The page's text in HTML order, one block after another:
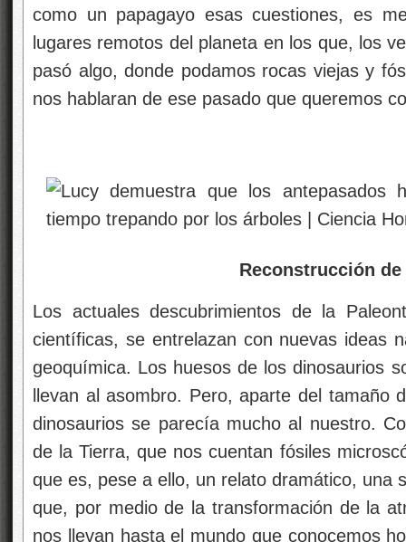
como un papagayo esas cuestiones, es
lugares remotos del planeta en los que, los
pasó algo, donde podamos rocas viejas y
nos hablaran de ese pasado que queremos
Reconstrucción de
Los actuales descubrimientos de la
científicas, se entrelazan con nuevas ideas
geoquímica. Los huesos de los dinosaurios
llevan al asombro. Pero, aparte del tamaño
dinosaurios se parecía mucho al nuestro.
de la Tierra, que nos cuentan fósiles
que es, pese a ello, un relato dramático, una
que, por medio de la transformación de la
nos llevan hasta el mundo que conocemos